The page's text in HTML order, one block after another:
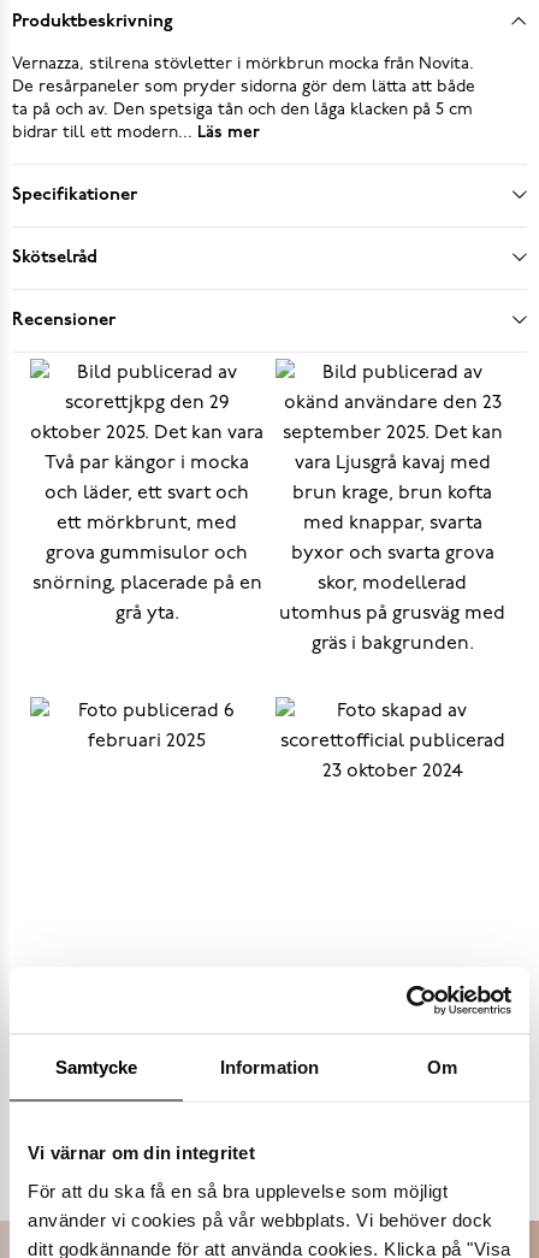
Samtycke Information Om
Vi värnar om din integritet
För att du ska få en så bra upplevelse som möjligt
använder vi cookies på vår webbplats. Vi behöver dock
ditt godkännande för att använda cookies. Klicka på "Visa
Produktbeskrivning
Vernazza, stilrena stövletter i mörkbrun mocka från Novita.
De resårpaneler som pryder sidorna gör dem lätta att både
ta på och av. Den spetsiga tån och den låga klacken på 5 cm
bidrar till ett modern... Läs mer
Specifikationer
Skötselråd
Recensioner
Populära varumärken